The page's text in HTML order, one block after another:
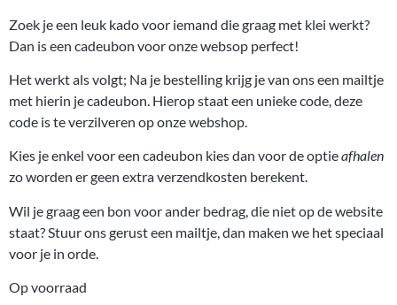
Zoek je een leuk kado voor iemand die graag met klei werkt?
Dan is een cadeubon voor onze websop perfect!
Het werkt als volgt; Na je bestelling krijg je van ons een mailtje
met hierin je cadeubon. Hierop staat een unieke code, deze
code is te verzilveren op onze webshop.
Kies je enkel voor een cadeubon kies dan voor de optieafhalen
zo worden er geen extra verzendkosten berekent.
Wil je graag een bon voor ander bedrag, die niet op de website
staat? Stuur ons gerust een mailtje, dan maken we het speciaal
voor je in orde.
Op voorraad